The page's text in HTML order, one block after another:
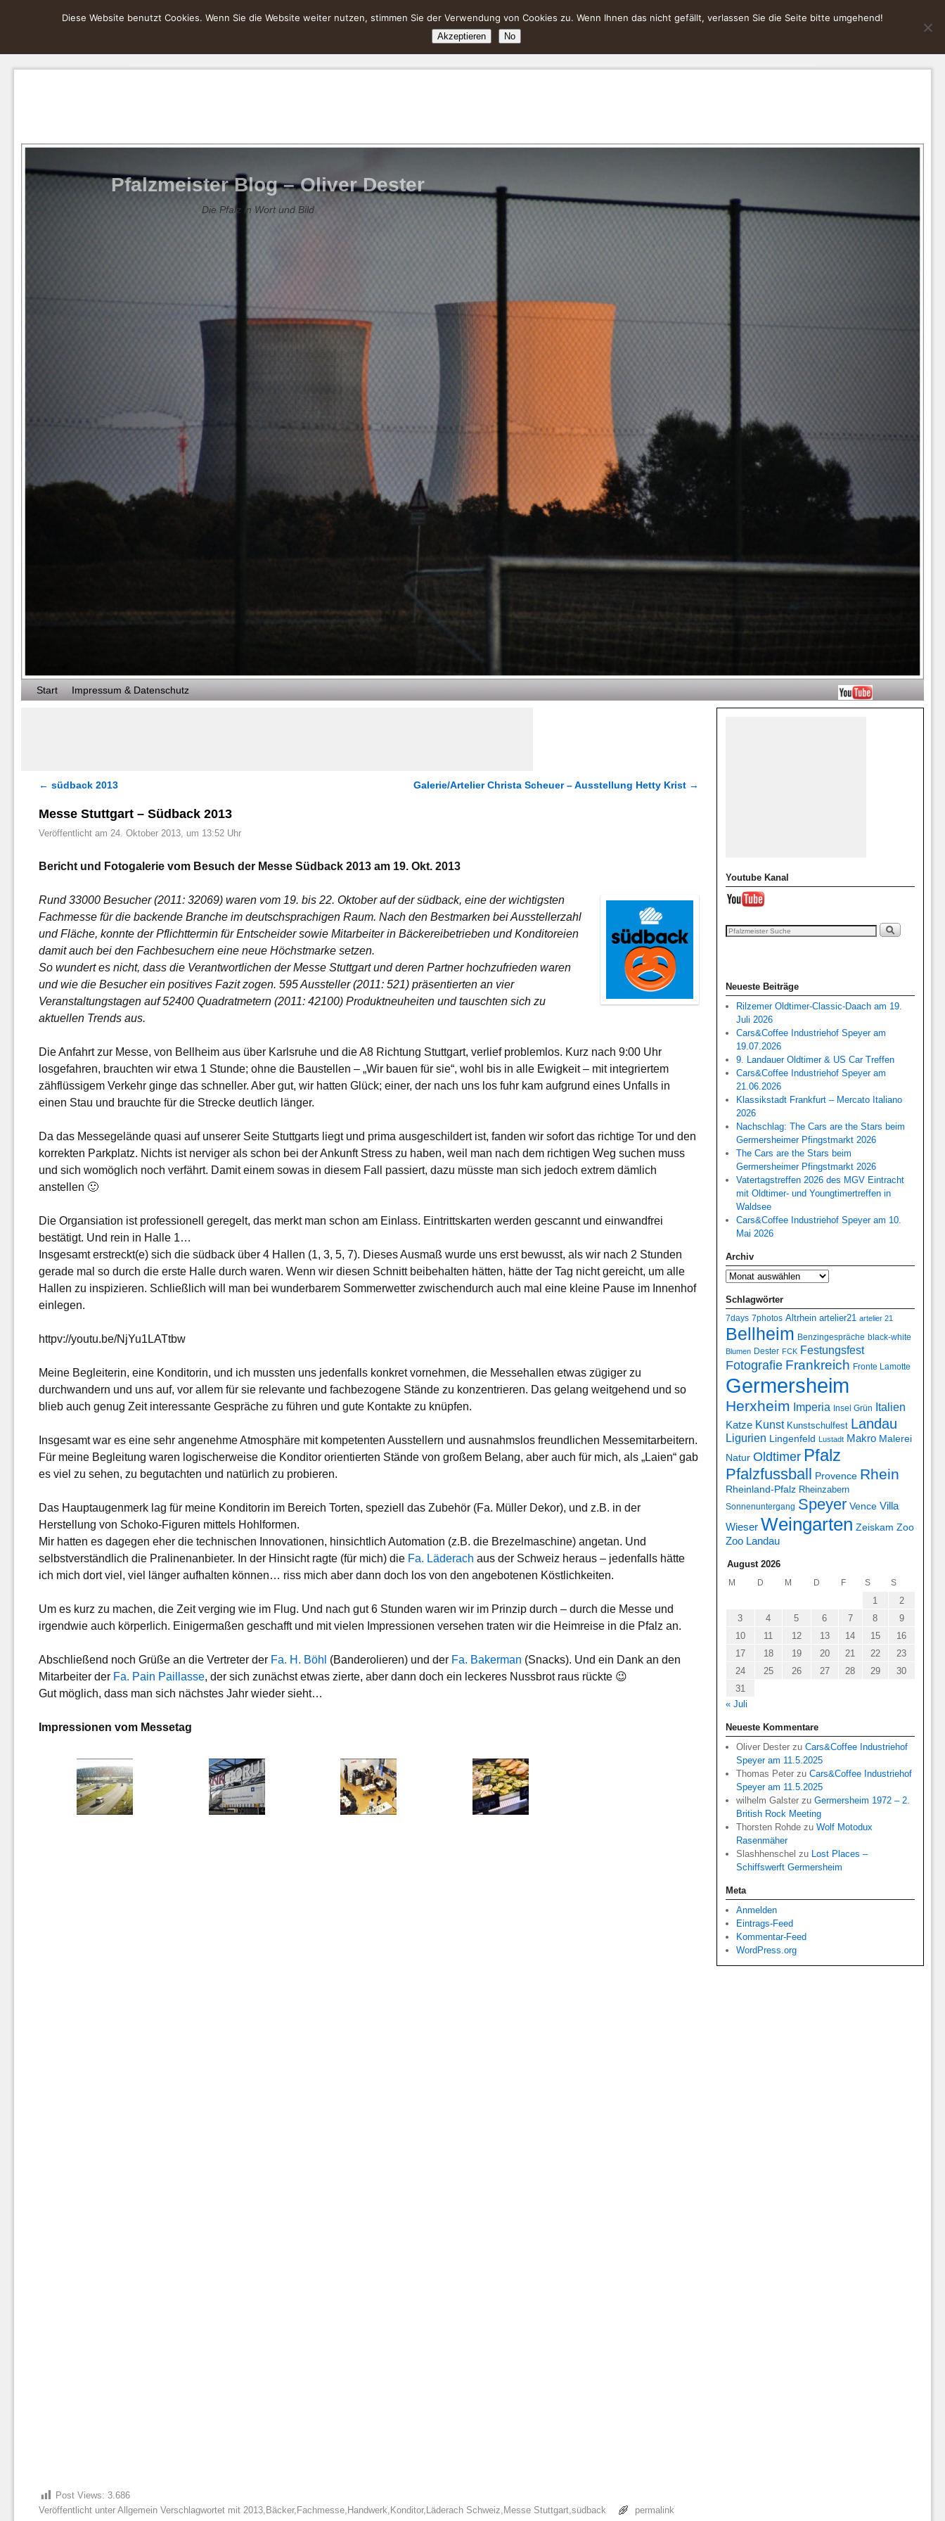
Pfalzmeister Blog – Oliver Dester
Die Pfalz in Wort und Bild
Zum Inhalt wechseln
Zum sekundären Inhalt wechseln
Start Impressum & Datenschutz
Artikelnavigation
← südback 2013 Galerie/Artelier Christa Scheuer – Ausstellung Hetty Krist →
Messe Stuttgart – Südback 2013
Veröffentlicht am 24. Oktober 2013, um 13:52 Uhr
Bericht und Fotogalerie vom Besuch der Messe Südback 2013 am 19. Okt. 2013
Rund 33000 Besucher (2011: 32069) waren vom 19. bis 22. Oktober auf der südback, eine der wichtigsten
Fachmesse für die backende Branche im deutschsprachigen Raum. Nach den Bestmarken bei Ausstellerzahl
und Fläche, konnte der Pflichttermin für Entscheider sowie Mitarbeiter in Bäckereibetrieben und Konditoreien
damit auch bei den Fachbesuchern eine neue Höchstmarke setzen.
So wundert es nicht, dass die Verantwortlichen der Messe Stuttgart und deren Partner hochzufrieden waren
und wie die Besucher ein positives Fazit zogen. 595 Aussteller (2011: 521) präsentierten an vier
Veranstaltungstagen auf 52400 Quadratmetern (2011: 42100) Produktneuheiten und tauschten sich zu
aktuellen Trends aus.
Die Anfahrt zur Messe, von Bellheim aus über Karlsruhe und die A8 Richtung Stuttgart, verlief problemlos. Kurz nach 9:00 Uhr
losgefahren, brauchten wir etwa 1 Stunde; ohne die Baustellen – „Wir bauen für sie“, wohl bis in alle Ewigkeit – mit integriertem
zähflüssigem Verkehr ginge das schneller. Aber gut, wir hatten Glück; einer, der nach uns los fuhr kam aufgrund eines Unfalls in
einen Stau und brauchte für die Strecke deutlich länger.
Da das Messegelände quasi auf unserer Seite Stuttgarts liegt und prima ausgeschildert ist, fanden wir sofort das richtige Tor und den
korrekten Parkplatz. Nichts ist nerviger als schon bei der Ankunft Stress zu haben, weil man nach dem richtigen Weg suchen muss
und sich womöglich noch verfährt. Damit einem sowas in diesem Fall passiert, dazu müsste man sich jedoch extrem dämlich
anstellen 🙂
Die Organsiation ist professionell geregelt, das merkt man schon am Einlass. Eintrittskarten werden gescannt und einwandfrei
bestätigt. Und rein in Halle 1…
Insgesamt erstreckt(e) sich die südback über 4 Hallen (1, 3, 5, 7). Dieses Ausmaß wurde uns erst bewusst, als wir nach 2 Stunden
gerade mal so durch die erste Halle durch waren. Wenn wir diesen Schnitt beibehalten hätten, hätte der Tag nicht gereicht, um alle
Hallen zu inspizieren. Schließlich will man bei wunderbarem Sommerwetter zwischendurch auch mal eine kleine Pause im Innenhof
einlegen.
httpv://youtu.be/NjYu1LATtbw
Meine Begleiterin, eine Konditorin, und ich mussten uns jedenfalls konkret vornehmen, die Messehallen etwas zügiger zu
durchwandern und uns auf, vor allem für sie relevante und fachbezogene Stände zu konzentrieren. Das gelang weitgehend und so
blieb auch genug Zeit interessante Gespräche zu führen und gute Kontakte zu knüpfen.
Insgesamt war es eine sehr angenehme Atmosphäre mit kompetenten Ausstellern und ausnahmslos freundlichen Messemitarbeitern.
Für meine Begleitung waren logischerweise die Konditor orientierten Stände von großem Belang, aber auch für mich, als „Laien“ gab
es viel zu sehen, zu begutachten und natürlich zu probieren.
Das Hauptaugenmerk lag für meine Konditorin im Bereich Torten, speziell das Zubehör (Fa. Müller Dekor), und z.B. in der
Herstellung von Schoko-Figuren mittels Hohlformen.
Mir hatten es dagegen eher die technischen Innovationen, hinsichtlich Automation (z.B. die Brezelmaschine) angetan. Und
selbstverständlich die Pralinenanbieter. In der Hinsicht ragte (für mich) die Fa. Läderach aus der Schweiz heraus – jedenfalls hätte
ich mich dort viel, viel länger aufhalten können… riss mich aber dann doch los von den angebotenen Köstlichkeiten.
Um es kurz zu machen, die Zeit verging wie im Flug. Und nach gut 6 Stunden waren wir im Prinzip durch – durch die Messe und
irgendwie auch körperlich. Einigermaßen geschafft und mit vielen Impressionen versehen traten wir die Heimreise in die Pfalz an.
Abschließend noch Grüße an die Vertreter der Fa. H. Böhl (Banderolieren) und der Fa. Bakerman (Snacks). Und ein Dank an den
Mitarbeiter der Fa. Pain Paillasse, der sich zunächst etwas zierte, aber dann doch ein leckeres Nussbrot raus rückte 😉
Gut möglich, dass man sich nächstes Jahr wieder sieht…
Impressionen vom Messetag
Post Views: 3.686
Veröffentlicht unter Allgemein Verschlagwortet mit 2013 Bäcker, Fachmesse Handwerk Konditor, Läderach Schweiz Messe Stuttgart südback permalink
Youtube Kanal
Neueste Beiträge
Rilzemer Oldtimer-Classic-Daach am 19.
Juli 2026
Cars&Coffee Industriehof Speyer am
19.07.2026
9. Landauer Oldtimer & US Car Treffen
Cars&Coffee Industriehof Speyer am
21.06.2026
Klassikstadt Frankfurt – Mercato Italiano
2026
Nachschlag: The Cars are the Stars beim
Germersheimer Pfingstmarkt 2026
The Cars are the Stars beim
Germersheimer Pfingstmarkt 2026
Vatertagstreffen 2026 des MGV Eintracht
mit Oldtimer- und Youngtimertreffen in
Waldsee
Cars&Coffee Industriehof Speyer am 10.
Mai 2026
Archiv
Schlagwörter
7days 7photos Altrhein artelier21 artelier 21
Bellheim Benzingespräche black-white
Blumen Dester FCK Festungsfest
Fotografie Frankreich Fronte Lamotte
Germersheim
Herxheim Imperia Insel Grün Italien
Katze Kunst Kunstschulfest Landau
Ligurien Lingenfeld Lustadt Makro Malerei
Natur Oldtimer Pfalz
Pfalzfussball Provence Rhein
Rheinland-Pfalz Rheinzabern
Sonnenuntergang Speyer Vence Villa
Wieser Weingarten Zeiskam Zoo
Zoo Landau
August 2026
M D M D F S S
1
2
3
4 5 6 7 8
9
10
11 12 13 14 15
16
17
18 19 20 21 22
23
24
25 26 27 28 29
30
31
« Juli
Neueste Kommentare
Oliver Dester zuCars&Coffee Industriehof
Speyer am 11.5.2025
Thomas Peter zuCars&Coffee Industriehof
Speyer am 11.5.2025
wilhelm Galster zuGermersheim 1972 – 2.
British Rock Meeting
Thorsten Rohde zuWolf Motodux
Rasenmäher
Slashhenschel zu Lost Places –
Schiffswerft Germersheim
Meta
Anmelden
Eintrags-Feed
Kommentar-Feed
WordPress.org
Diese Website benutzt Cookies. Wenn Sie die Website weiter nutzen, stimmen Sie der Verwendung von Cookies zu. Wenn Ihnen das nicht gefällt, verlassen Sie die Seite bitte umgehend!
Akzeptieren No